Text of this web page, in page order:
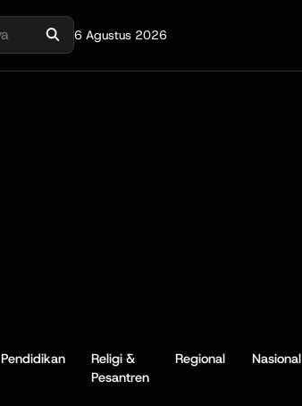
6 Agustus 2026
Pendidikan
Religi &
Pesantren
Regional Nasional